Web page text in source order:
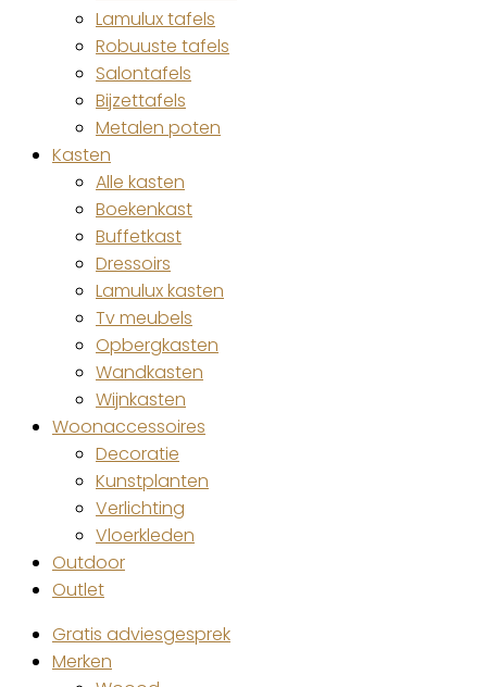
Lamulux tafels
Robuuste tafels
Salontafels
Bijzettafels
Metalen poten
Kasten
Alle kasten
Boekenkast
Buffetkast
Dressoirs
Lamulux kasten
Tv meubels
Opbergkasten
Wandkasten
Wijnkasten
Woonaccessoires
Decoratie
Kunstplanten
Verlichting
Vloerkleden
Outdoor
Outlet
Gratis adviesgesprek
Merken